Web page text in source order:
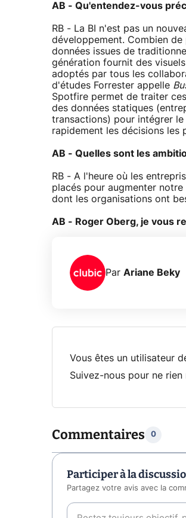
AB - Qu'entendez-vous
RB - La BI n'est pas un
développement. Combien
données issues de
génération fournit des
adoptés par tous les
d'études Forrester appelle
Spotfire permet de traiter
des données statiques
transactions) pour intégrer
rapidement les décisions les
AB - Quelles sont les
RB - A l'heure où les
placés pour augmenter
dont les organisations ont
AB - Roger Oberg, je vous
Par Ariane Beky
Vous êtes un utilisateur
Suivez-nous pour ne
Commentaires 0
Participer à la
Partagez votre avis avec la